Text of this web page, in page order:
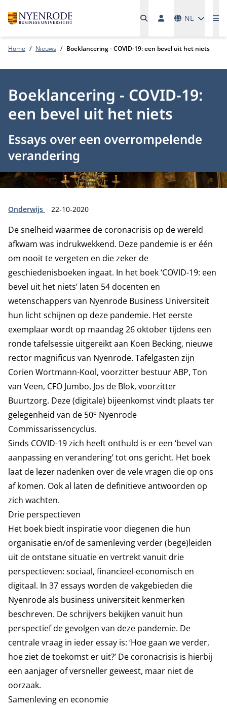
NL
Home Nieuws Boeklancering - COVID-19: een bevel uit het niets
Boeklancering - COVID-19:
een bevel uit het niets
Essays over een overrompelende
verandering
Type:
Onderwijs Publicatiedatum:
22-10-2020
De snelheid waarmee de coronacrisis op de wereld
afkwam was indrukwekkend. Deze pandemie is er één
om nooit te vergeten en die zeker de
geschiedenisboeken ingaat. In het boek ‘COVID-19: een
bevel uit het niets’ laten 54 docenten en
wetenschappers van Nyenrode Business Universiteit
hun licht schijnen op deze pandemie. Het eerste
exemplaar wordt op maandag 26 oktober tijdens een
ronde tafelsessie uitgereikt aan Koen Becking, nieuwe
rector magnificus van Nyenrode. Tafelgasten zijn
Corien Wortmann-Kool, voorzitter bestuur ABP, Ton
van Veen, CFO Jumbo, Jos de Blok, voorzitter
Buurtzorg. Deze (digitale) bijeenkomst vindt plaats ter
gelegenheid van de 50e Nyenrode
Commissarissencyclus.
Sinds COVID-19 zich heeft onthuld is er een ‘bevel van
aanpassing en verandering’ tot ons gericht. Het boek
laat de lezer nadenken over de vele vragen die op ons
af komen. Ook al laten de definitieve antwoorden op
zich wachten.
Drie perspectieven
Het boek biedt inspiratie voor diegenen die hun
organisatie en/of de samenleving verder (bege)leiden
uit de ontstane situatie en vertrekt vanuit drie
perspectieven: sociaal, financieel-economisch en
digitaal. In 37 essays worden de vakgebieden die
Nyenrode als business universiteit kenmerken
beschreven. De schrijvers bekijken vanuit hun
perspectief de gevolgen van deze pandemie. De
centrale vraag in ieder essay is: ‘Hoe gaan we verder,
hoe ziet de toekomst er uit?’ De coronacrisis is hierbij
een aanjager of versneller geweest, maar niet de
oorzaak.
Samenleving en economie